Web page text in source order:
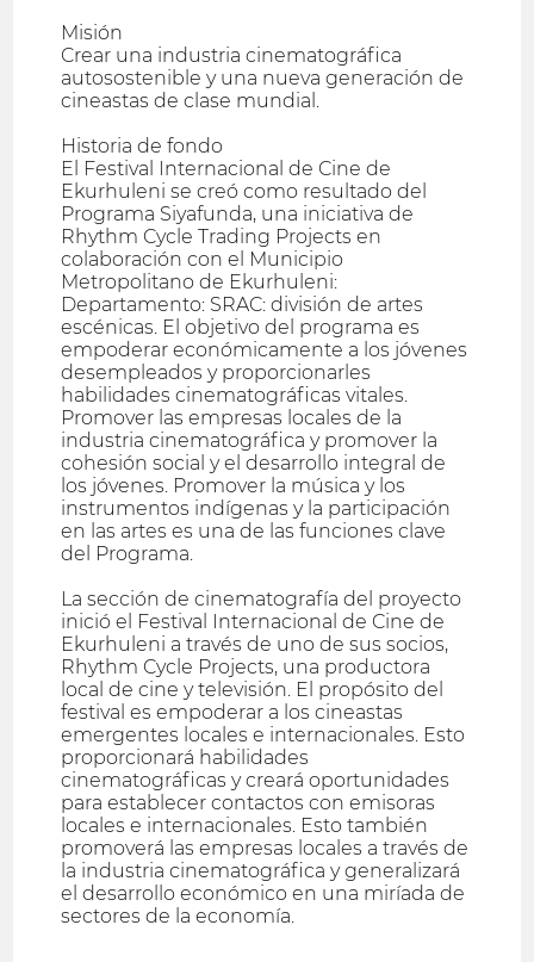
Misión
Crear una industria cinematográfica
autosostenible y una nueva generación de
cineastas de clase mundial.
Historia de fondo
El Festival Internacional de Cine de
Ekurhuleni se creó como resultado del
Programa Siyafunda, una iniciativa de
Rhythm Cycle Trading Projects en
colaboración con el Municipio
Metropolitano de Ekurhuleni:
Departamento: SRAC: división de artes
escénicas. El objetivo del programa es
empoderar económicamente a los jóvenes
desempleados y proporcionarles
habilidades cinematográficas vitales.
Promover las empresas locales de la
industria cinematográfica y promover la
cohesión social y el desarrollo integral de
los jóvenes. Promover la música y los
instrumentos indígenas y la participación
en las artes es una de las funciones clave
del Programa.
La sección de cinematografía del proyecto
inició el Festival Internacional de Cine de
Ekurhuleni a través de uno de sus socios,
Rhythm Cycle Projects, una productora
local de cine y televisión. El propósito del
festival es empoderar a los cineastas
emergentes locales e internacionales. Esto
proporcionará habilidades
cinematográficas y creará oportunidades
para establecer contactos con emisoras
locales e internacionales. Esto también
promoverá las empresas locales a través de
la industria cinematográfica y generalizará
el desarrollo económico en una miríada de
sectores de la economía.